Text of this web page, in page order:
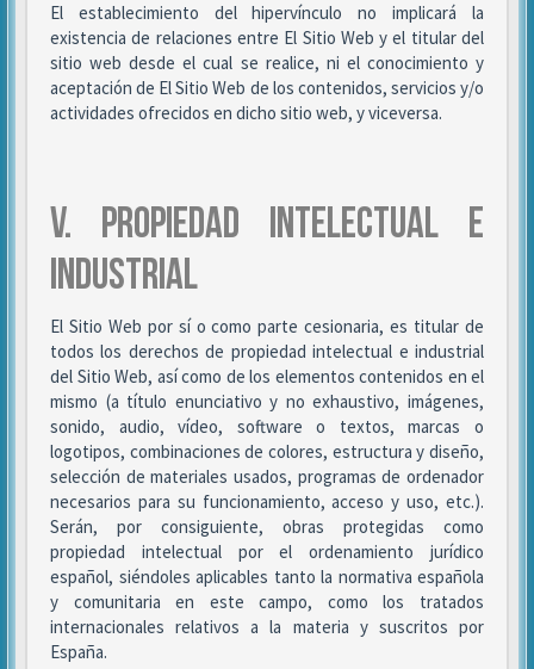
El establecimiento del hipervínculo no implicará la
existencia de relaciones entre El Sitio Web y el titular del
sitio web desde el cual se realice, ni el conocimiento y
aceptación de El Sitio Web de los contenidos, servicios y/o
actividades ofrecidos en dicho sitio web, y viceversa.
V. PROPIEDAD INTELECTUAL E
INDUSTRIAL
El Sitio Web por sí o como parte cesionaria, es titular de
todos los derechos de propiedad intelectual e industrial
del Sitio Web, así como de los elementos contenidos en el
mismo (a título enunciativo y no exhaustivo, imágenes,
sonido, audio, vídeo, software o textos, marcas o
logotipos, combinaciones de colores, estructura y diseño,
selección de materiales usados, programas de ordenador
necesarios para su funcionamiento, acceso y uso, etc.).
Serán, por consiguiente, obras protegidas como
propiedad intelectual por el ordenamiento jurídico
español, siéndoles aplicables tanto la normativa española
y comunitaria en este campo, como los tratados
internacionales relativos a la materia y suscritos por
España.